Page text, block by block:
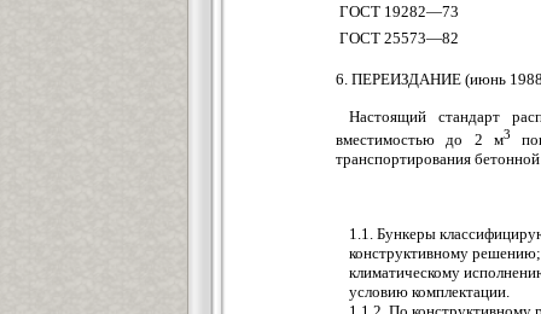
ГОСТ 19282—73
ГОСТ 25573—82
6. ПЕРЕИЗДАНИЕ (июнь 1988
Настоящий стандарт
вместимостью до 2 м3
транспортирования
1.1. Бункеры
конструктивному решению;
климатическому
условию комплектации.